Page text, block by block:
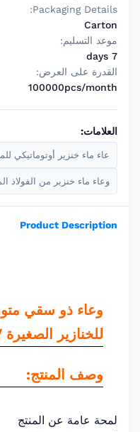
Packaging Details:
Carton
موعد التسليم:
7 days
القدرة على العرض:
100000pcs/month
العلامات:
عاء ماء خنزير أوتوماتيكي
وعاء ماء خنزير من الفولاذ
Product Description
وعاء ذو سقي
للخنازير
وصف المنتج:
لمحة عامة عن المنتج